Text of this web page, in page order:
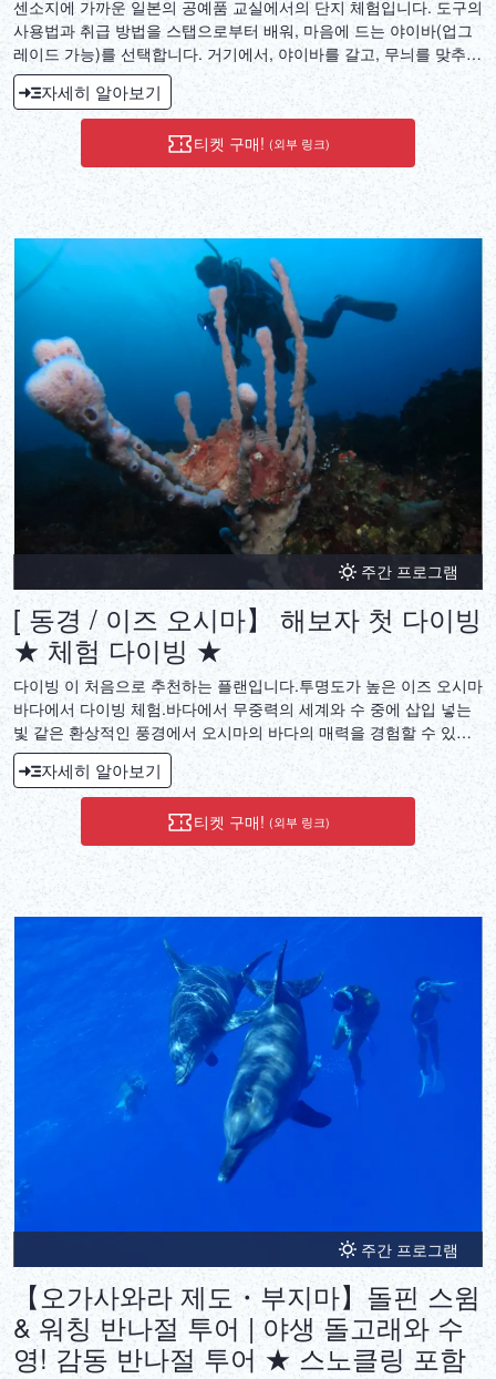
센소지에 가까운 일본의 공예품 교실에서의 단지 체험입니다. 도구의
사용법과 취급 방법을 스탭으로부터 배워, 마음에 드는 야이바(업그
레이드 가능)를 선택합니다. 거기에서, 야이바를 갈고, 무늬를 맞추
고, 완성! 주방에서 요리를 할 때 일본 여행의 추억을 띄우는 독자적
인 칼을 가지고 돌아갑니다!
자세히 알아보기
티켓 구매! (외부 링크)
주간 프로그램
[ 동경 / 이즈 오시마】 해보자 첫 다이빙
★ 체험 다이빙 ★
다이빙 이 처음으로 추천하는 플랜입니다.투명도가 높은 이즈 오시마
바다에서 다이빙 체험.바다에서 무중력의 세계와 수 중에 삽입 넣는
빛 같은 환상적인 풍경에서 오시마의 바다의 매력을 경험할 수 있습
니다.
자세히 알아보기
티켓 구매! (외부 링크)
주간 프로그램
【오가사와라 제도・부지마】돌핀 스윔
& 워칭 반나절 투어 | 야생 돌고래와 수
영! 감동 반나절 투어 ★ 스노클링 포함